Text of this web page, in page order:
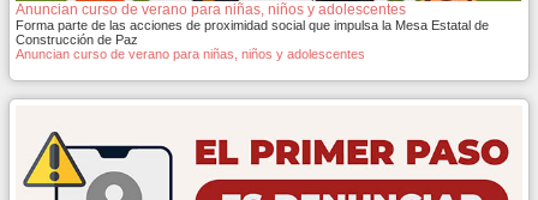
Anuncian curso de verano para niñas, niños y adolescentes
Forma parte de las acciones de proximidad social que impulsa la Mesa Estatal de
Construcción de Paz
Anuncian curso de verano para niñas, niños y adolescentes